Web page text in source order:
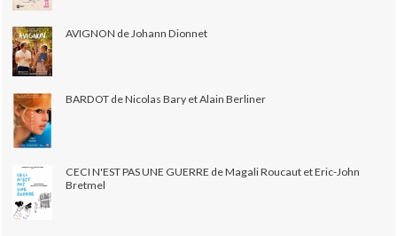
AVIGNON de Johann Dionnet
BARDOT de Nicolas Bary et Alain Berliner
CECI N'EST PAS UNE GUERRE de Magali Roucaut et Eric-John
Bretmel